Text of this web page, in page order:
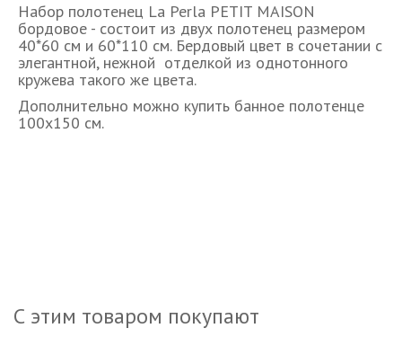
Набор полотенец La Perla PETIT MAISON
бордовое - состоит из двух полотенец размером
40*60 см и 60*110 см. Бердовый цвет в сочетании с
элегантной, нежной отделкой из однотонного
кружева такого же цвета.
Дополнительно можно купить банное полотенце
100х150 см.
С этим товаром покупают